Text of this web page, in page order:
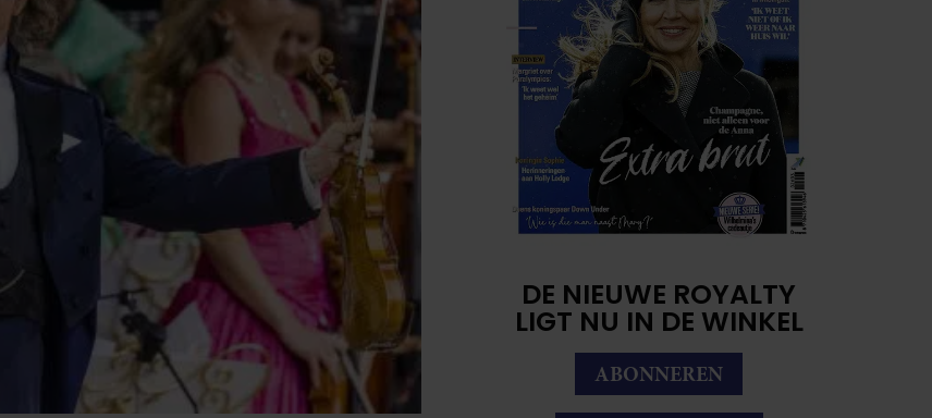
DE NIEUWE ROYALTY
LIGT NU IN DE WINKEL
ABONNEREN